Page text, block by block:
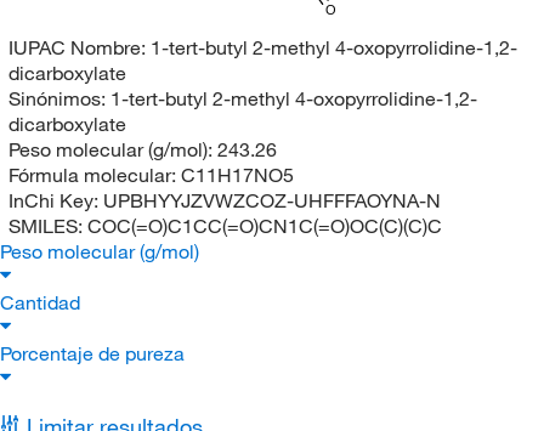
O
IUPAC Nombre: 1-tert-butyl 2-methyl 4-oxopyrrolidine-1,2-
dicarboxylate
Sinónimos: 1-tert-butyl 2-methyl 4-oxopyrrolidine-1,2-
dicarboxylate
Peso molecular (g/mol): 243.26
Fórmula molecular: C11H17NO5
InChi Key: UPBHYYJZVWZCOZ-UHFFFAOYNA-N
SMILES: COC(=O)C1CC(=O)CN1C(=O)OC(C)(C)C
Peso molecular (g/mol)
Cantidad
Porcentaje de pureza
Limitar resultados